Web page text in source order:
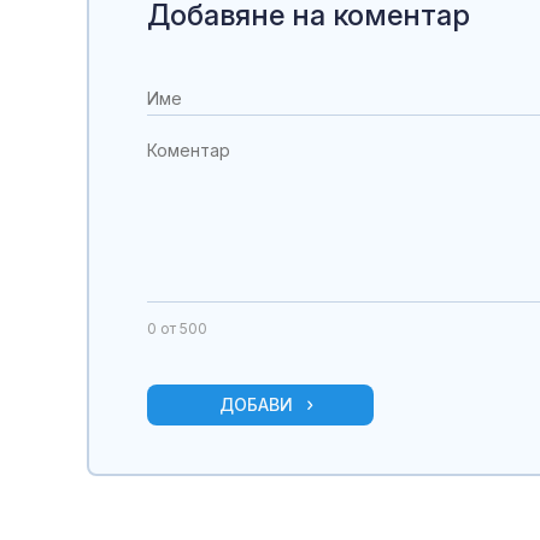
Добавяне на коментар
0 от 500
ДОБАВИ